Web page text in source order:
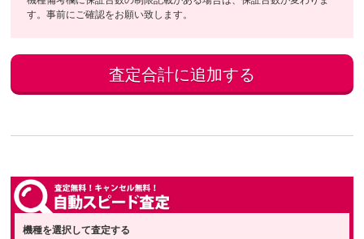
す。事前にご確認をお願い致します。
機種を選択して査定する